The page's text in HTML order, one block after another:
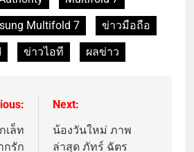
Multifold 7
ข่าวมือถือ
ข่าวไอที ผลข่าว
เล็ท
กรัก
Next:
น้องวันใหม่ ภาพ
ล่าสุด ภัทร์ ฉัตร